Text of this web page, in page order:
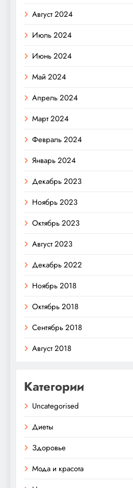
Август 2024
Июль 2024
Июнь 2024
Май 2024
Апрель 2024
Март 2024
Февраль 2024
Январь 2024
Декабрь 2023
Ноябрь 2023
Октябрь 2023
Август 2023
Декабрь 2022
Ноябрь 2018
Октябрь 2018
Сентябрь 2018
Август 2018
Категории
Uncategorised
Диеты
Здоровье
Мода и красота